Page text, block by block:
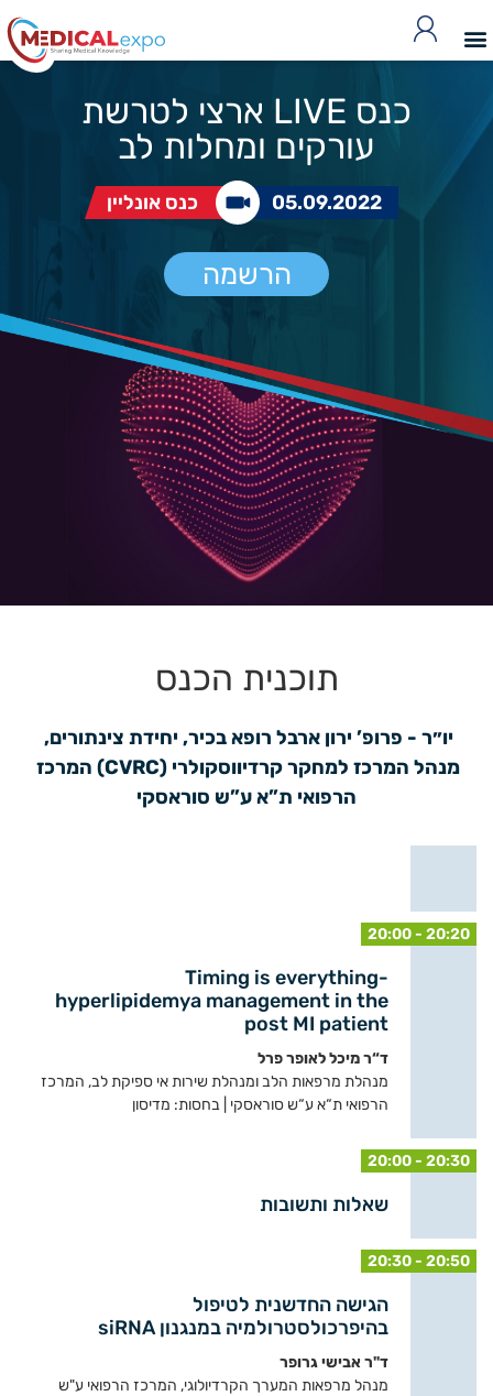
כנס LIVE ארצי לטרשת
עורקים ומחלות לב
05.09.2022 כנס אונליין
הרשמה
תוכנית הכנס
הרפואי ת”א ע”ש סוראסקי
20:00 - 20:20
Timing is everything-
hyperlipidemya management in the
post MI patient
ד“ר מיכל לאופר פרל
מנהלת מרפאות הלב ומנהלת שירות אי ספיקת לב, המרכז
הרפואי ת“א ע“ש סוראסקי | בחסות: מדיסון
20:00 - 20:30
שאלות ותשובות
20:30 - 20:50
הגישה החדשנית לטיפול
בהיפרכולסטרולמיה במנגנון siRNA
ד"ר אבישי גרופר
מנהל מרפאות המערך הקרדיולוגי, המרכז הרפואי ע"ש